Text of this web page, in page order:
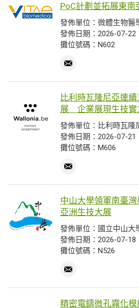
PoC計劃並拓展東南
發佈單位：微體生物醫
發佈日期：2026-07-22
攤位號碼：N602
比利時瓦隆尼亞連
展 企業展現生技實
發佈單位：比利時瓦隆
發佈日期：2026-07-21
攤位號碼：M606
中山大學領軍南臺
亞洲生技大展
發佈單位：國立中山大
發佈日期：2026-07-18
攤位號碼：N526
精密電鑄微孔霧化